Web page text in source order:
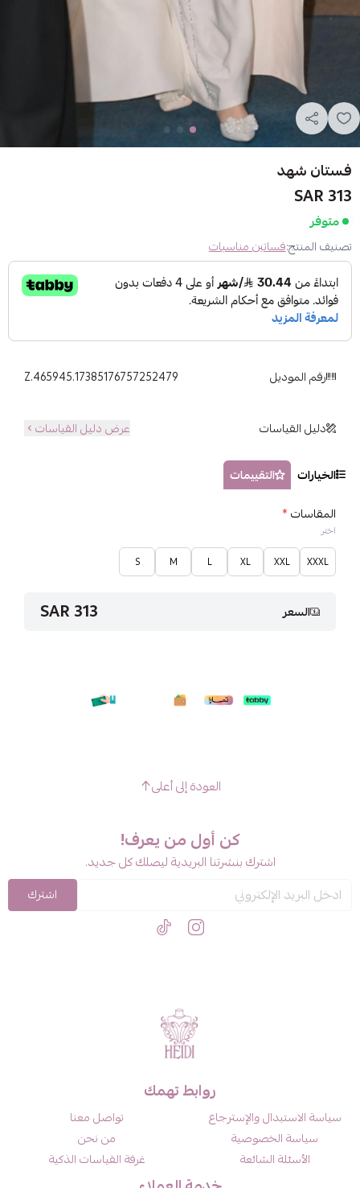
فستان شهد
313 SAR
متوفر
تصنيف المنتج:فساتين مناسبات
رقم الموديل Z.465945.17385176757252479
دليل القياسات عرض دليل القياسات
الخيارات
التقييمات
المقاسات*
اختر
XXXL
XXL
XL
L
M
S
السعر 313 SAR
العودة إلى أعلى
كن أول من يعرف!
اشترك بنشرتنا البريدية ليصلك كل جديد.
اشترك
روابط تهمك
سياسة الاستبدال والإسترجاع
سياسة الخصوصية
الأسئلة الشائعة
تواصل معنا
من نحن
غرفة القياسات الذكية